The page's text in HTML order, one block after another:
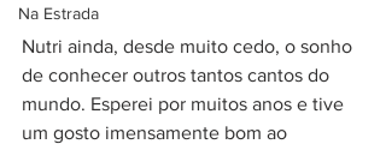
Na Estrada
Nutri ainda, desde muito cedo, o sonho
de conhecer outros tantos cantos do
mundo. Esperei por muitos anos e tive
um gosto imensamente bom ao